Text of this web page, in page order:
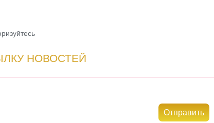
НОВОСТЕЙ